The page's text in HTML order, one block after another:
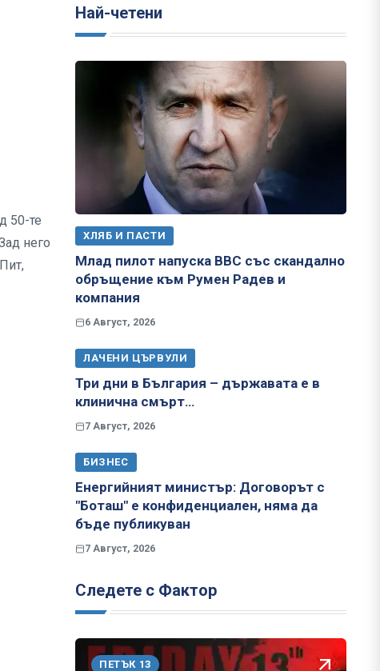
50-те
него
Най-четени
ХЛЯБ И ПАСТИ
Млад пилот напуска ВВС със скандално
обръщение към Румен Радев и
компания
6 Август, 2026
ЛАЧЕНИ ЦЪРВУЛИ
Три дни в България – държавата е в
клинична смърт…
7 Август, 2026
БИЗНЕС
Енергийният министър: Договорът с
"Боташ" е конфиденциален, няма да
бъде публикуван
7 Август, 2026
Следете с Фактор
ПЕТЪК 13